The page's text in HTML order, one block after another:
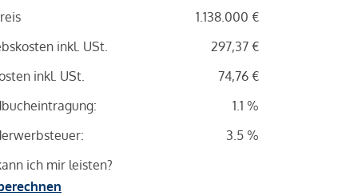
1.138.000 €
inkl. USt.
297,37 €
inkl. USt.
74,76 €
1.1 %
3.5 %
ich mir leisten?